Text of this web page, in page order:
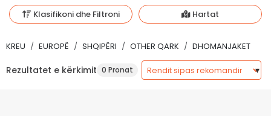
Klasifikoni dhe Filtroni Hartat
KREU EUROPË SHQIPËRI OTHER QARK DHOMANJAKET
Rezultatet e kërkimit 0 Pronat